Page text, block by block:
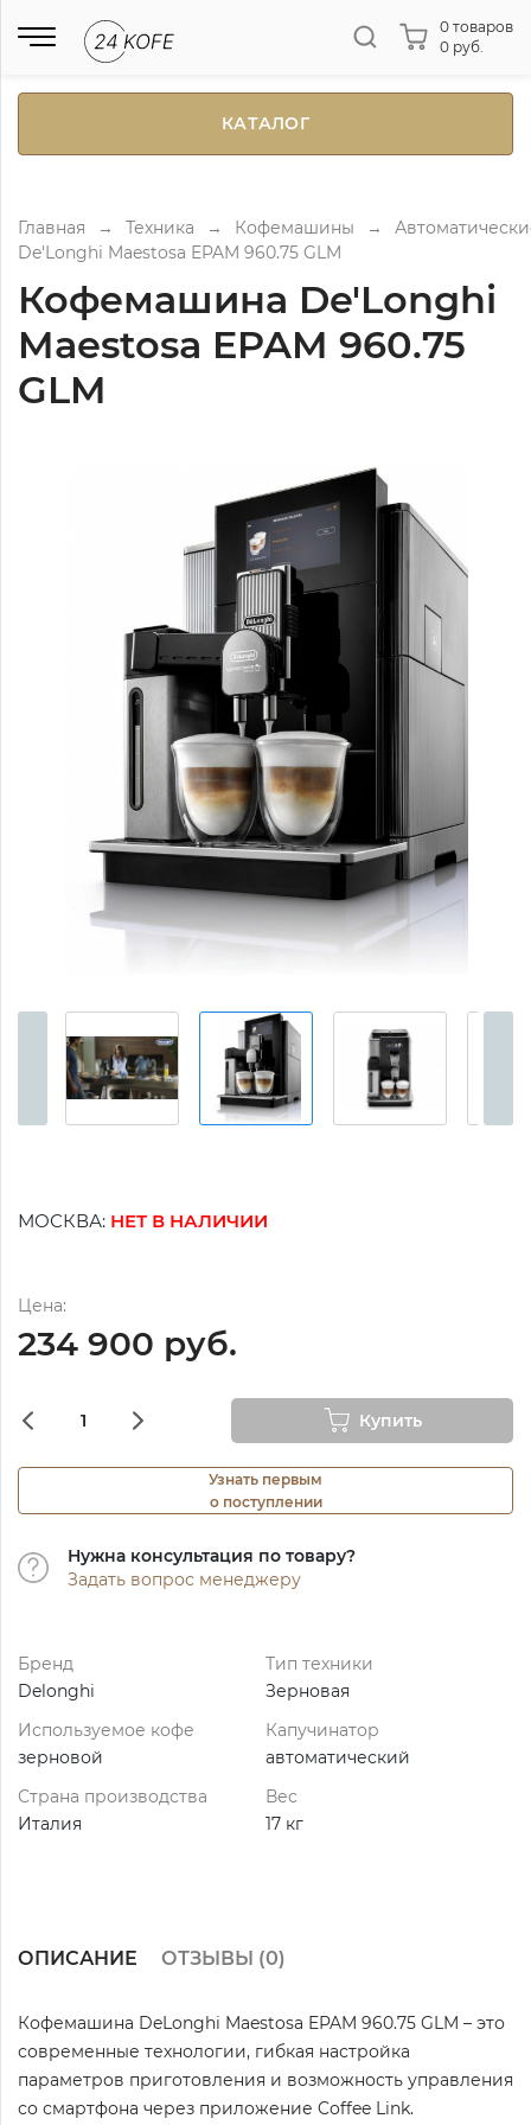
0 товаров
0 руб.
КАТАЛОГ
Главная → Техника → Кофемашины →
De'Longhi Maestosa EPAM 960.75 GLM
Кофемашина De'Longhi
Maestosa EPAM 960.75
GLM
МОСКВА: НЕТ В НАЛИЧИИ
Цена:
234 900 руб.
Купить
Узнать первым
о поступлении
Нужна консультация по товару?
Задать вопрос менеджеру
Бренд
Delonghi
Тип техники
Зерновая
Используемое кофе
зерновой
Капучинатор
автоматический
Страна производства
Италия
Вес
17 кг
ОПИСАНИЕ ОТЗЫВЫ (0)
Кофемашина DeLonghi Maestosa EPAM 960.75 GLM – это
современные технологии, гибкая настройка
параметров приготовления и возможность управления
со смартфона через приложение Coffee Link.